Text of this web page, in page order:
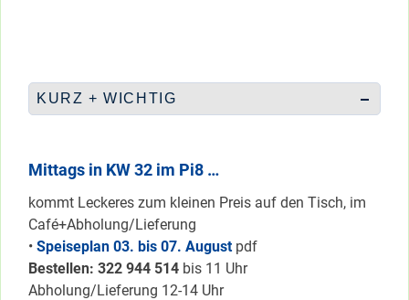
KURZ + WICHTIG
Mittags in KW 32 im Pi8 …
kommt Leckeres zum kleinen Preis auf den Tisch, im
Café+Abholung/Lieferung
• Speiseplan 03. bis 07. August pdf
Bestellen: 322 944 514 bis 11 Uhr
Abholung/Lieferung 12-14 Uhr